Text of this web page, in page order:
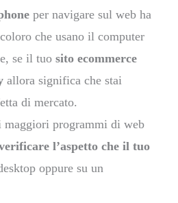
per navigare sul web ha
che usano il computer
se il tuosito ecommerce
allora significa che stai
di mercato.
maggiori programmi di web
l’aspetto che il tuo
oppure su un